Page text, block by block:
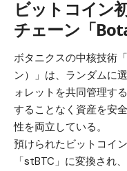
ビットコイン
チェーン「
ボタニクスの中核技術
ン）」は、ランダムに
ォレットを共同管理す
することなく資産を安
性を両立している。
預けられたビットコイ
「stBTC」に変換され